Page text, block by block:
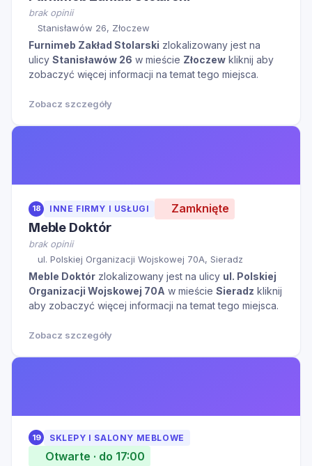
brak opinii
Stanisławów 26, Złoczew
Furnimeb Zakład Stolarski zlokalizowany jest na
ulicy Stanisławów 26 w mieście Złoczew kliknij aby
zobaczyć więcej informacji na temat tego miejsca.
Zobacz szczegóły
18 INNE FIRMY I USŁUGI Zamknięte
Meble Doktór
brak opinii
ul. Polskiej Organizacji Wojskowej 70A, Sieradz
Meble Doktór zlokalizowany jest na ulicy ul. Polskiej
Organizacji Wojskowej 70A w mieście Sieradz kliknij
aby zobaczyć więcej informacji na temat tego miejsca.
Zobacz szczegóły
19 SKLEPY I SALONY MEBLOWE
Otwarte · do 17:00